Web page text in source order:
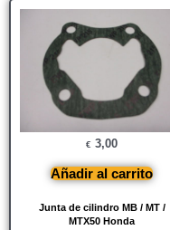
Junta de cilindro MB / MT /
MTX50 Honda
€ 3,00
Añadir al carrito